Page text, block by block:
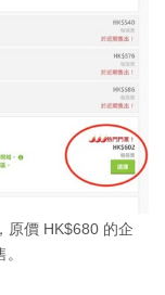
原價 HK$680 的企